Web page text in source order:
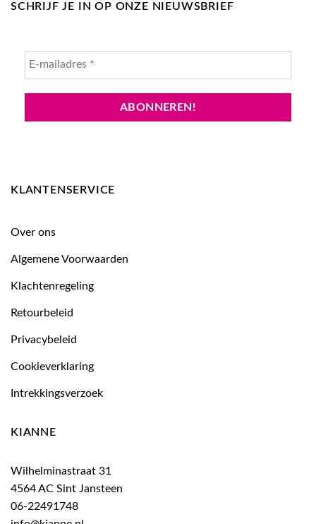
SCHRIJF JE IN OP ONZE NIEUWSBRIEF
KLANTENSERVICE
Over ons
Algemene Voorwaarden
Klachtenregeling
Retourbeleid
Privacybeleid
Cookieverklaring
Intrekkingsverzoek
KIANNE
Wilhelminastraat 31
4564 AC Sint Jansteen
06-22491748